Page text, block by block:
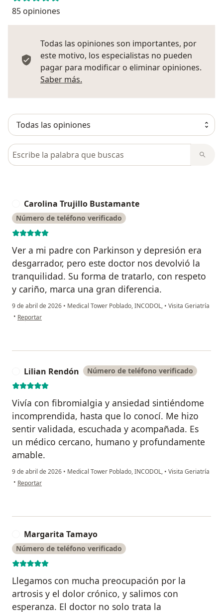
85 opiniones
Todas las opiniones son importantes, por
este motivo, los especialistas no pueden
pagar para modificar o eliminar opiniones.
Saber más.
Busca en opiniones
Carolina Trujillo Bustamante
Número de teléfono verificado
Ver a mi padre con Parkinson y depresión era
desgarrador, pero este doctor nos devolvió la
tranquilidad. Su forma de tratarlo, con respeto
y cariño, marca una gran diferencia.
9 de abril de 2026 • Medical Tower Poblado, INCODOL, • Visita Geriatría
• en opinión del usuario Carolina Trujillo Bustamante
Reportar
Lilian Rendón Número de teléfono verificado
Vivía con fibromialgia y ansiedad sintiéndome
incomprendida, hasta que lo conocí. Me hizo
sentir validada, escuchada y acompañada. Es
un médico cercano, humano y profundamente
amable.
9 de abril de 2026 • Medical Tower Poblado, INCODOL, • Visita Geriatría
• en opinión del usuario Lilian Rendón
Reportar
Margarita Tamayo
Número de teléfono verificado
Llegamos con mucha preocupación por la
artrosis y el dolor crónico, y salimos con
esperanza. El doctor no solo trata la